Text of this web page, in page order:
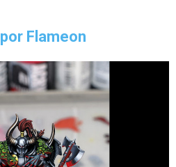
Flameon